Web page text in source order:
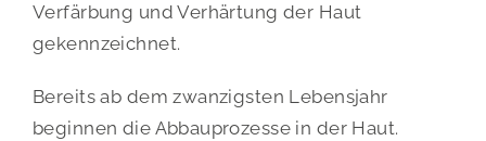
Verfärbung und Verhärtung der Haut
gekennzeichnet.
Bereits ab dem zwanzigsten Lebensjahr
beginnen die Abbauprozesse in der Haut.